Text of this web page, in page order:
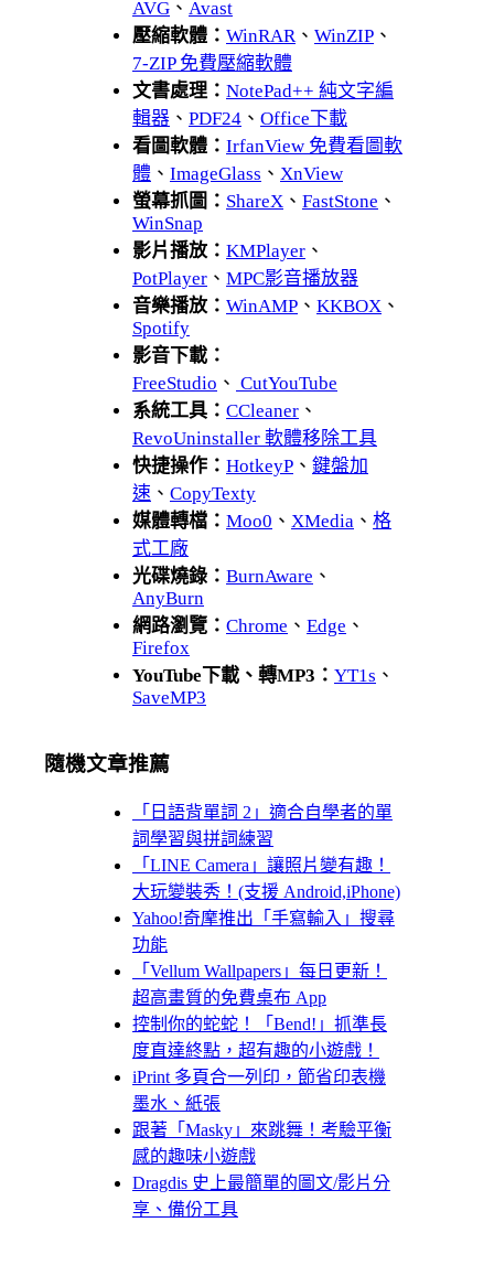
AVG 、 Avast
壓縮軟體： WinRAR、 WinZIP 、
7-ZIP 免費壓縮軟體
文書處理： NotePad++ 純文字編
輯器 、 PDF24 、 Office下載
看圖軟體： IrfanView 免費看圖軟
體 、 ImageGlass 、 XnView
螢幕抓圖： ShareX 、 FastStone 、
WinSnap
影片播放： KMPlayer 、
PotPlayer 、 MPC影音播放器
音樂播放： WinAMP 、 KKBOX 、
Spotify
影音下載：
FreeStudio 、 CutYouTube
系統工具： CCleaner 、
RevoUninstaller 軟體移除工具
快捷操作： HotkeyP 、 鍵盤加
速 、 CopyTexty
媒體轉檔： Moo0 、 XMedia 、 格
式工廠
光碟燒錄： BurnAware 、
AnyBurn
網路瀏覽： Chrome 、 Edge 、
Firefox
YouTube下載、轉MP3： YT1s 、
SaveMP3
隨機文章推薦
「日語背單詞 2」適合自學者的單
詞學習與拼詞練習
「LINE Camera」讓照片變有趣！
大玩變裝秀！(支援 Android,iPhone)
Yahoo!奇摩推出「手寫輸入」搜尋
功能
「Vellum Wallpapers」每日更新！
超高畫質的免費桌布 App
控制你的蛇蛇！「Bend!」抓準長
度直達終點，超有趣的小遊戲！
iPrint 多頁合一列印，節省印表機
墨水、紙張
跟著「Masky」來跳舞！考驗平衡
感的趣味小遊戲
Dragdis 史上最簡單的圖文/影片分
享、備份工具